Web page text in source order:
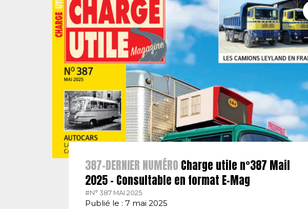
387-DERNIER NUMÉRO Charge utile n°387 Mail
2025 – Consultable en format E-Mag
#N° 387 MAI 2025.
Publié le : 7 mai 2025